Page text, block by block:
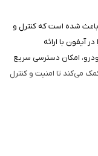
شده است که کنترل و
آیفون با ارائه
امکان دسترسی سریع
می‌کند تا امنیت و کنترل